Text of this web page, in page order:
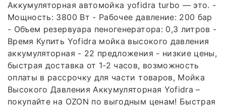
Аккумуляторная автомойка yofidra turbo — это. -
Мощность: 3800 Вт - Рабочее давление: 200 бар
- Объем резервуара пеногенератора: 0,3 литров -
Время Купить Yofidra мойка высокого давления
аккумуляторная - 22 предложения - низкие цены,
быстрая доставка от 1-2 часов, возможность
оплаты в рассрочку для части товаров, Мойка
Высокого Давления Аккумуляторная Yofidra –
покупайте на OZON по выгодным ценам! Быстрая